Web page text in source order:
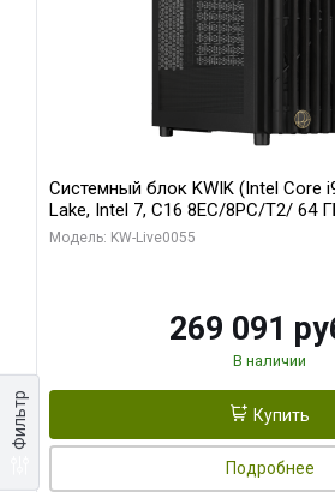
Фильтр
Системный блок KWIK (Intel Core
Lake, Intel 7, C16 8EC/8PC/T2/ 64
MSI RTX5080 SHADOW 3X OC 16GB
Модель: KW-Live0055
269 091
В наличии
Купить
Подробнее